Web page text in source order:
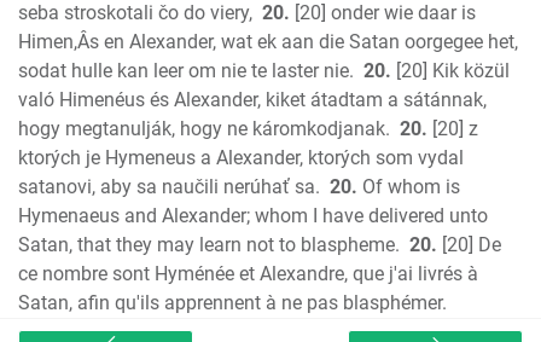
seba stroskotali čo do viery, 20. [20] onder wie daar is
Himen,Âs en Alexander, wat ek aan die Satan oorgegee het,
sodat hulle kan leer om nie te laster nie. 20. [20] Kik közül
való Himenéus és Alexander, kiket átadtam a sátánnak,
hogy megtanulják, hogy ne káromkodjanak. 20. [20] z
ktorých je Hymeneus a Alexander, ktorých som vydal
satanovi, aby sa naučili nerúhať sa. 20. Of whom is
Hymenaeus and Alexander; whom I have delivered unto
Satan, that they may learn not to blaspheme. 20. [20] De
ce nombre sont Hyménée et Alexandre, que j'ai livrés à
Satan, afin qu'ils apprennent à ne pas blasphémer.